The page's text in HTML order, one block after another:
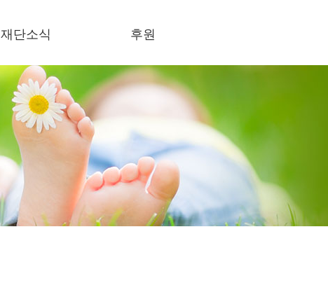
재단소식
소식란
언론보도
이사회의록 공개
한결스토리
후원
후원하기